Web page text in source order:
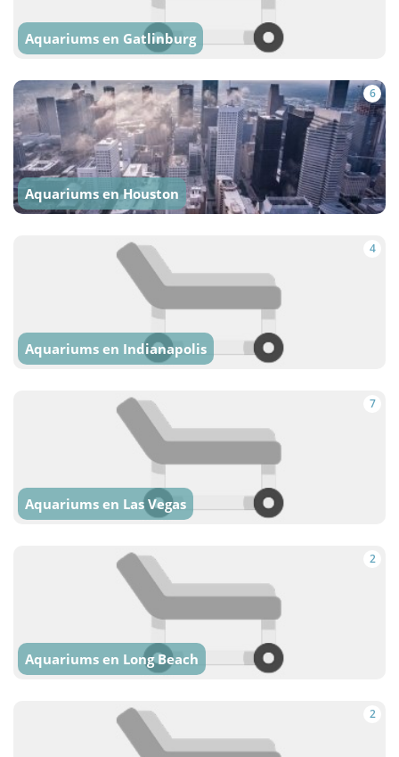
Aquariums en Gatlinburg
6
Aquariums en Houston
4
Aquariums en Indianapolis
7
Aquariums en Las Vegas
2
Aquariums en Long Beach
2